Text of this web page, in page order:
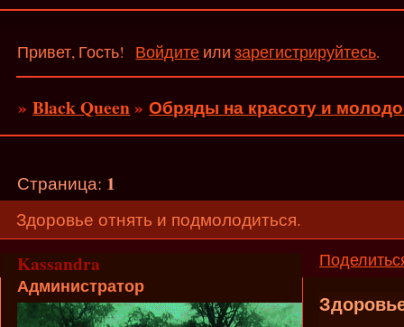
Привет, Гость! Войдите илизарегистрируйтесь.
»Black Queen»Обряды на красоту и
Здоровье отнять и подмолодиться.
Страница: 1
Kassandra
Администратор